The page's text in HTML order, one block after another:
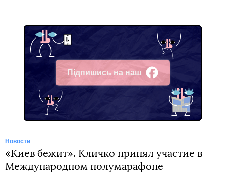
Підпишись на наш
Facebook
Новости
«Киев бежит». Кличко принял участие в
Международном полумарафоне